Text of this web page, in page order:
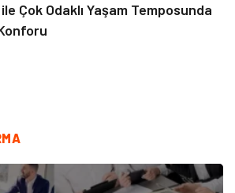
Çok Odaklı Yaşam Temposunda